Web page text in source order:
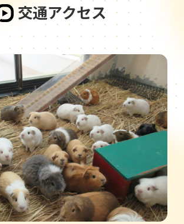
交通アクセス